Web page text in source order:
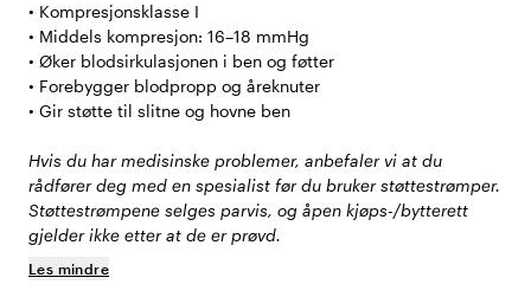
• Kompresjonsklasse I
• Middels kompresjon: 16–18 mmHg
• Øker blodsirkulasjonen i ben og føtter
• Forebygger blodpropp og åreknuter
• Gir støtte til slitne og hovne ben
Hvis du har medisinske problemer, anbefaler vi at du
rådfører deg med en spesialist før du bruker støttestrømper.
Støttestrømpene selges parvis, og åpen kjøps-/bytterett
gjelder ikke etter at de er prøvd.
Les mindre